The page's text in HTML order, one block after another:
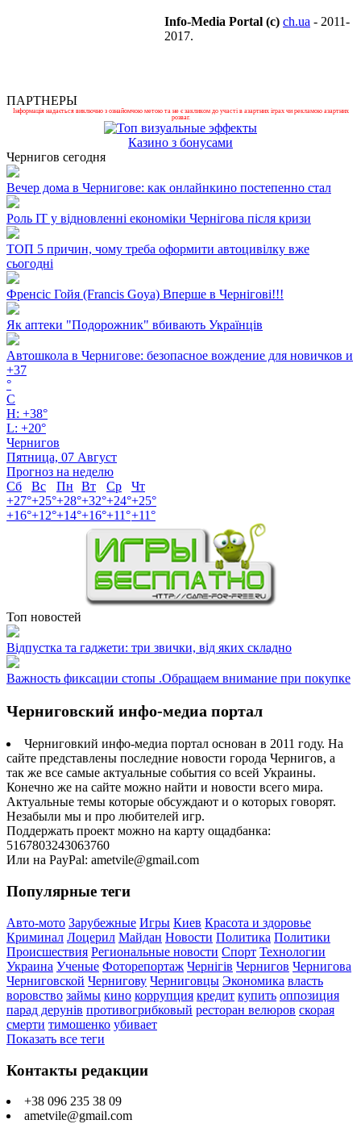
Info-Media Portal (c) ch.ua - 2011-
2017.
ПАРТНЕРЫ
Інформація надається виключно з ознайомчою метою та не є закликом до участі в азартних іграх чи рекламою азартних
розваг.
Казино з бонусами
Чернигов сегодня
Вечер дома в Чернигове: как онлайнкино постепенно стал
Роль ІТ у відновленні економіки Чернігова після кризи
ТОП 5 причин, чому треба оформити автоцивілку вже
сьогодні
Френсіс Гойя (Francis Goya) Вперше в Чернігові!!!
Як аптеки "Подорожник" вбивають Українців
Автошкола в Чернигове: безопасное вождение для новичков и
+37
°
C
H: +38°
L: +20°
Чернигов
Пятница, 07 Август
Прогноз на неделю
Сб
Вс Пн Вт Ср
Чт
+27°+25°+28°+32°+24°+25°
+16°+12°+14°+16°+11°+11°
Топ новостей
Відпустка та гаджети: три звички, від яких складно
Важность фиксации стопы .Обращаем внимание при покупке
Черниговский инфо-медиа портал
Черниговкий инфо-медиа портал основан в 2011 году. На
сайте представлены последние новости города Чернигов, а
так же все самые актуальные события со всей Украины.
Конечно же на сайте можно найти и новости всего мира.
Актуальные темы которые обсуждают и о которых говорят.
Незабыли мы и про любителей игр.
Поддержать проект можно на карту ощадбанка:
5167803243063760
Или на PayPal: ametvile@gmail.com
Популярные теги
Авто-мото Зарубежные Игры Киев Красота и здоровье
Криминал Лоцерил Майдан Новости Политика Политики
Происшествия Региональные новости Спорт Технологии
Украина Ученые Фоторепортаж Чернігів Чернигов Чернигова
Черниговской Чернигову Черниговцы Экономика власть
воровство займы кино коррупция кредит купить оппозиция
парад дерунів противогрибковый ресторан велюров скорая
смерти тимошенко убивает
Показать все теги
Контакты редакции
+38 096 235 38 09
ametvile@gmail.com